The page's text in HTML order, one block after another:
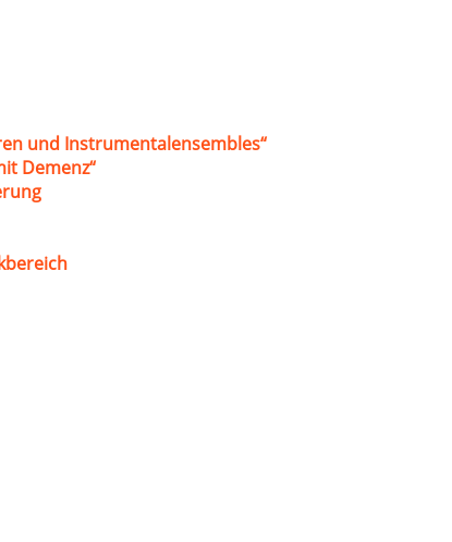
und Instrumentalensembles“
Demenz“